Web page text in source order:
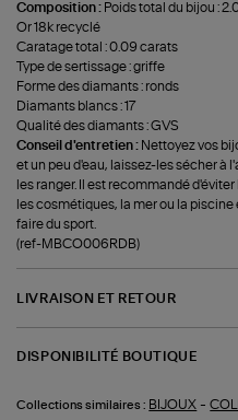
Composition : Poids total du bijou :
Or 18k recyclé
Caratage total : 0.09 carats
Type de sertissage : griffe
Forme des diamants : ronds
Diamants blancs : 17
Qualité des diamants : GVS
Conseil d'entretien : Nettoyez vos
et un peu d'eau, laissez-les sécher à
les ranger. Il est recommandé
les cosmétiques, la mer ou la
faire du sport.
(ref-MBCO006RDB)
LIVRAISON ET RETOUR
DISPONIBILITÉ BOUTIQUE
Collections similaires : BIJOUX -